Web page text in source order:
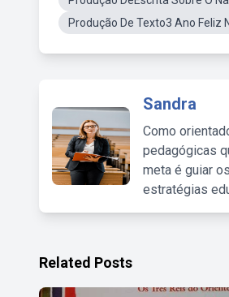
Produção De Texto3 Ano Feliz
Sandra
Como
pedagógicas
meta é guiar
estratégias
Related Posts